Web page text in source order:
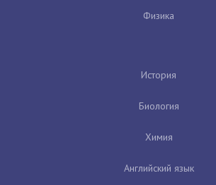
Физика
История
Биология
Химия
Английский язык